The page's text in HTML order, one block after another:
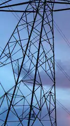
செய்தி
மின்
அதன்படி,
மதுரை